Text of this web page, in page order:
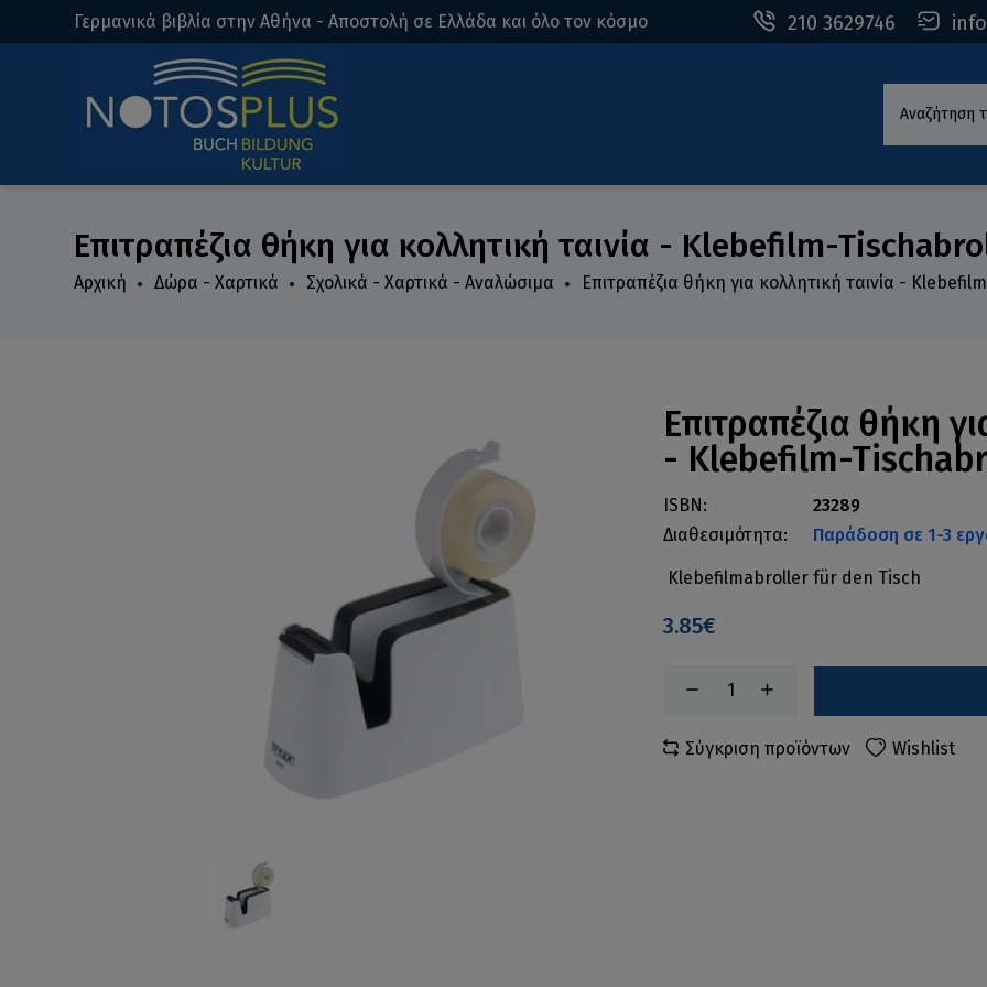
210 3629746
Γερμανικά βιβλία στην Αθήνα - Αποστολή σε Ελλάδα και όλο τον κόσμο
Αναζήτηση
Επιτραπέζια θήκη για κολλητική ταινία - Klebefilm-
Αρχική Δώρα - Χαρτικά Σχολικά - Χαρτικά - Αναλώσιμα Επιτραπέζια θήκη για κολλητική ταινία -
Επιτραπέζια θήκη
- Klebefilm-
ISBN:
23289
Διαθεσιμότητα:
Παράδοση σε 1-3
Klebefilmabroller für den Tisch
3.85€
Σύγκριση προϊόντων Wishlist